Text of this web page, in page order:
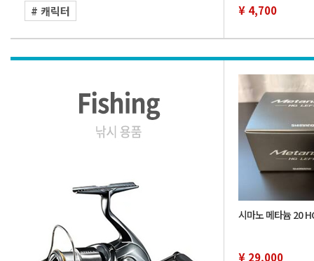
# 캐릭터
cm 아이치현 직접
¥ 4,700
시마노 메타늄 20
¥ 29,000